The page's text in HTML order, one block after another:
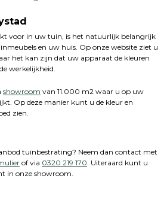
voor in uw tuin, is het natuurlijk belangrijk
en uw huis. Op onze website ziet u
het kan zijn dat uw apparaat de kleuren
werkelijkheid.
showroom van 11.000 m2 waar u op uw
Op deze manier kunt u de kleur en
zien.
tuinbestrating? Neem dan contact met
of via 0320 219 170. Uiteraard kunt u
in onze showroom.